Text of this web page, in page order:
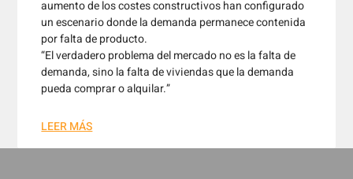
aumento de los costes constructivos han configurado
un escenario donde la demanda permanece contenida
por falta de producto.
“El verdadero problema del mercado no es la falta de
demanda, sino la falta de viviendas que la demanda
pueda comprar o alquilar.”
LEER MÁS